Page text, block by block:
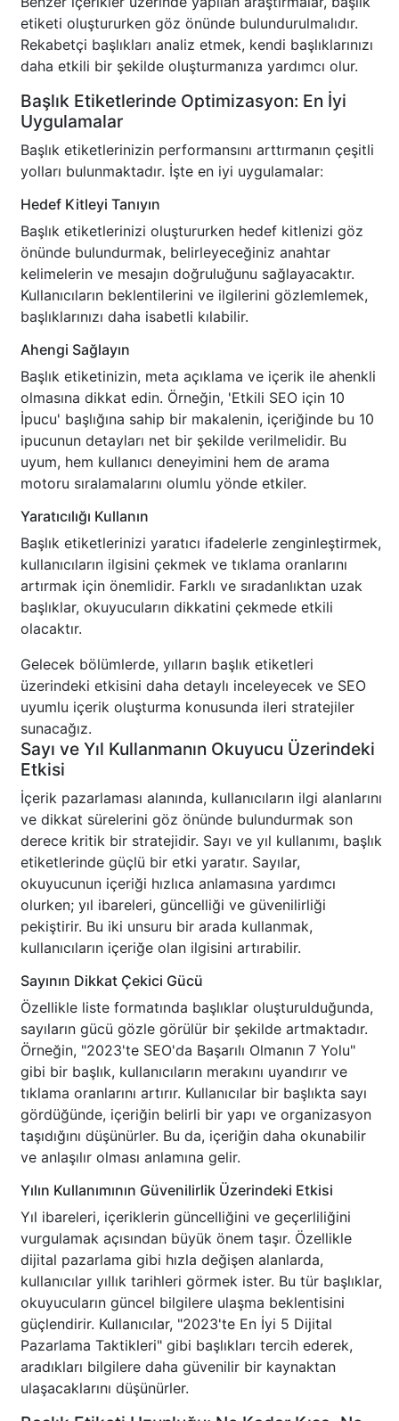
etiketi oluştururken göz önünde bulundurulmalıdır.
Rekabetçi başlıkları analiz etmek, kendi başlıklarınızı
daha etkili bir şekilde oluşturmanıza yardımcı olur.
Başlık Etiketlerinde Optimizasyon: En İyi
Uygulamalar
Başlık etiketlerinizin performansını arttırmanın çeşitli
yolları bulunmaktadır. İşte en iyi uygulamalar:
Hedef Kitleyi Tanıyın
Başlık etiketlerinizi oluştururken hedef kitlenizi göz
önünde bulundurmak, belirleyeceğiniz anahtar
kelimelerin ve mesajın doğruluğunu sağlayacaktır.
Kullanıcıların beklentilerini ve ilgilerini gözlemlemek,
başlıklarınızı daha isabetli kılabilir.
Ahengi Sağlayın
Başlık etiketinizin, meta açıklama ve içerik ile ahenkli
olmasına dikkat edin. Örneğin, 'Etkili SEO için 10
İpucu' başlığına sahip bir makalenin, içeriğinde bu 10
ipucunun detayları net bir şekilde verilmelidir. Bu
uyum, hem kullanıcı deneyimini hem de arama
motoru sıralamalarını olumlu yönde etkiler.
Yaratıcılığı Kullanın
Başlık etiketlerinizi yaratıcı ifadelerle zenginleştirmek,
kullanıcıların ilgisini çekmek ve tıklama oranlarını
artırmak için önemlidir. Farklı ve sıradanlıktan uzak
başlıklar, okuyucuların dikkatini çekmede etkili
olacaktır.
Gelecek bölümlerde, yılların başlık etiketleri
üzerindeki etkisini daha detaylı inceleyecek ve SEO
uyumlu içerik oluşturma konusunda ileri stratejiler
sunacağız.
Sayı ve Yıl Kullanmanın Okuyucu Üzerindeki
Etkisi
İçerik pazarlaması alanında, kullanıcıların ilgi alanlarını
ve dikkat sürelerini göz önünde bulundurmak son
derece kritik bir stratejidir. Sayı ve yıl kullanımı, başlık
etiketlerinde güçlü bir etki yaratır. Sayılar,
okuyucunun içeriği hızlıca anlamasına yardımcı
olurken; yıl ibareleri, güncelliği ve güvenilirliği
pekiştirir. Bu iki unsuru bir arada kullanmak,
kullanıcıların içeriğe olan ilgisini artırabilir.
Sayının Dikkat Çekici Gücü
Özellikle liste formatında başlıklar oluşturulduğunda,
sayıların gücü gözle görülür bir şekilde artmaktadır.
Örneğin, "2023'te SEO'da Başarılı Olmanın 7 Yolu"
gibi bir başlık, kullanıcıların merakını uyandırır ve
tıklama oranlarını artırır. Kullanıcılar bir başlıkta sayı
gördüğünde, içeriğin belirli bir yapı ve organizasyon
taşıdığını düşünürler. Bu da, içeriğin daha okunabilir
ve anlaşılır olması anlamına gelir.
Yılın Kullanımının Güvenilirlik Üzerindeki Etkisi
Yıl ibareleri, içeriklerin güncelliğini ve geçerliliğini
vurgulamak açısından büyük önem taşır. Özellikle
dijital pazarlama gibi hızla değişen alanlarda,
kullanıcılar yıllık tarihleri görmek ister. Bu tür başlıklar,
okuyucuların güncel bilgilere ulaşma beklentisini
güçlendirir. Kullanıcılar, "2023'te En İyi 5 Dijital
Pazarlama Taktikleri" gibi başlıkları tercih ederek,
aradıkları bilgilere daha güvenilir bir kaynaktan
ulaşacaklarını düşünürler.